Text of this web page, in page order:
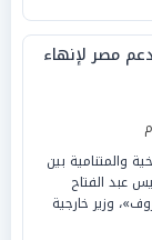
مصر لإنهاء
والمتنامية بين
عبد الفتاح
وزير خارجية